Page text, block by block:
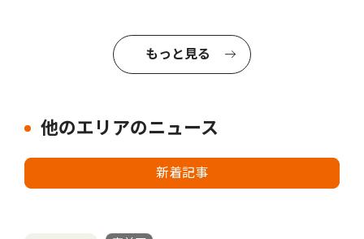
もっと見る
他のエリアのニュース
新着記事